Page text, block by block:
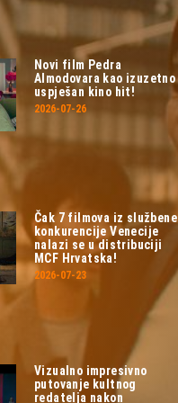
Novi film Pedra
Almodovara kao izuzetno
uspješan kino hit!
2026-07-26
Čak 7 filmova iz službene
konkurencije Venecije
nalazi se u distribuciji
MCF Hrvatska!
2026-07-23
Vizualno impresivno
putovanje kultnog
redatelja nakon